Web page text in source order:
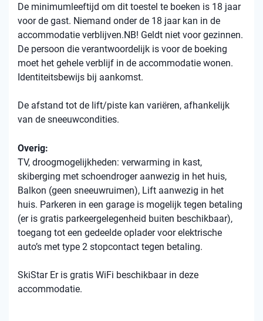
De minimumleeftijd om dit toestel te boeken is 18 jaar
voor de gast. Niemand onder de 18 jaar kan in de
accommodatie verblijven.NB! Geldt niet voor gezinnen.
De persoon die verantwoordelijk is voor de boeking
moet het gehele verblijf in de accommodatie wonen.
Identiteitsbewijs bij aankomst.
De afstand tot de lift/piste kan variëren, afhankelijk
van de sneeuwcondities.
Overig:
TV, droogmogelijkheden: verwarming in kast,
skiberging met schoendroger aanwezig in het huis,
Balkon (geen sneeuwruimen), Lift aanwezig in het
huis. Parkeren in een garage is mogelijk tegen betaling
(er is gratis parkeergelegenheid buiten beschikbaar),
toegang tot een gedeelde oplader voor elektrische
auto’s met type 2 stopcontact tegen betaling.
SkiStar Er is gratis WiFi beschikbaar in deze
accommodatie.